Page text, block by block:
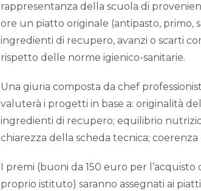
rappresentanza della scuola di
ore un piatto originale (antipasto, primo,
ingredienti di recupero, avanzi o scarti
rispetto delle norme igienico-sanitarie.
Una giuria composta da chef
valuterà i progetti in base a: originalità
ingredienti di recupero; equilibrio
chiarezza della scheda tecnica; coerenza
I premi (buoni da 150 euro per
proprio istituto) saranno assegnati ai